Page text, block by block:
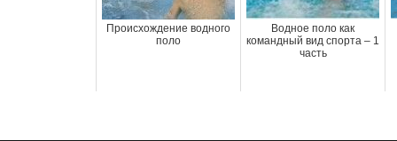
Происхождение водного
поло
Водное поло как
командный вид спорта – 1
часть